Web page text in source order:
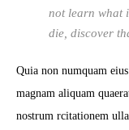
not learn what
die, discover
Quia non numquam
magnam aliquam
nostrum rcitationem